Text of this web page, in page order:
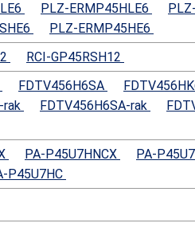
PLZ-ERMP45HLE6
PLZ-ERMP45HE6
RCI-GP45RSH12
FDTV456H6SA
rak
FDTV456H6SA-rak
PA-P45U7HNCX
PA-
P45U7HC